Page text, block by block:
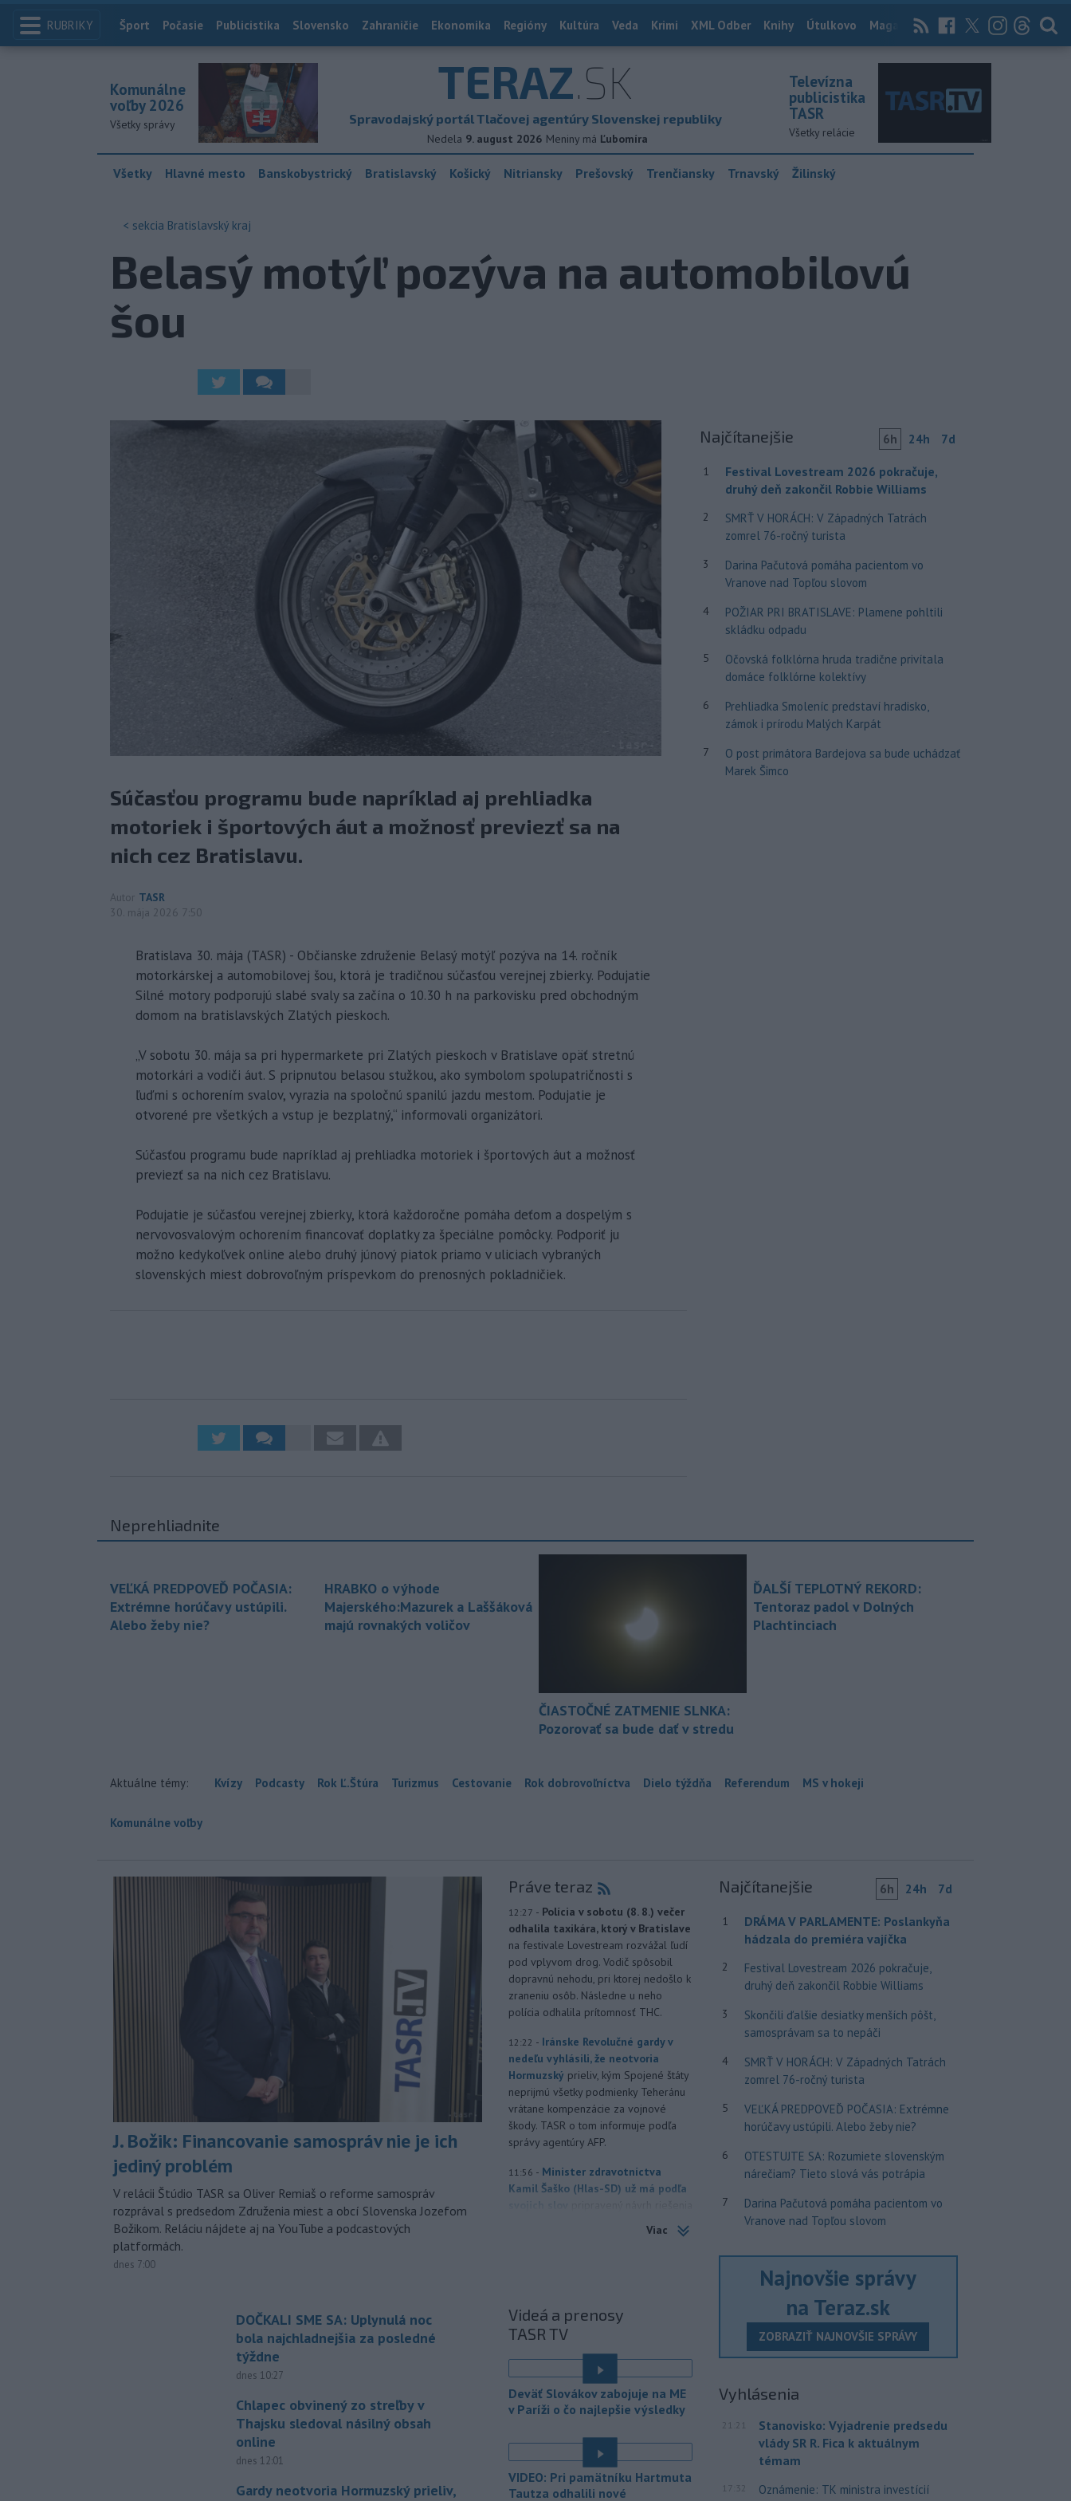
RUBRIKY Index
Šport Počasie Publicistika Slovensko Zahraničie Ekonomika Regióny Kultúra Veda Krimi XML Odber Knihy Útulkovo Magazín News Now Archív
TERAZ.SK
Spravodajský portál Tlačovej agentúry Slovenskej republiky
Nedela 9. august 2026 Meniny má Ľubomíra
Komunálne
voľby 2026
Všetky správy
Televízna
publicistika
TASR
Všetky relácie
Všetky Hlavné mesto Banskobystrický Bratislavský Košický Nitriansky Prešovský Trenčiansky Trnavský Žilinský
< sekcia Bratislavský kraj
Belasý motýľ pozýva na automobilovú
šou
Súčasťou programu bude napríklad aj prehliadka
motoriek i športových áut a možnosť previezť sa na
nich cez Bratislavu.
Autor TASR
30. mája 2026 7:50
Bratislava 30. mája (TASR) - Občianske združenie Belasý motýľ pozýva na 14. ročník
motorkárskej a automobilovej šou, ktorá je tradičnou súčasťou verejnej zbierky. Podujatie
Silné motory podporujú slabé svaly sa začína o 10.30 h na parkovisku pred obchodným
domom na bratislavských Zlatých pieskoch.
„V sobotu 30. mája sa pri hypermarkete pri Zlatých pieskoch v Bratislave opäť stretnú
motorkári a vodiči áut. S pripnutou belasou stužkou, ako symbolom spolupatričnosti s
ľuďmi s ochorením svalov, vyrazia na spoločnú spanilú jazdu mestom. Podujatie je
otvorené pre všetkých a vstup je bezplatný,“ informovali organizátori.
Súčasťou programu bude napríklad aj prehliadka motoriek i športových áut a možnosť
previezť sa na nich cez Bratislavu.
Podujatie je súčasťou verejnej zbierky, ktorá každoročne pomáha deťom a dospelým s
nervovosvalovým ochorením financovať doplatky za špeciálne pomôcky. Podporiť ju
možno kedykoľvek online alebo druhý júnový piatok priamo v uliciach vybraných
slovenských miest dobrovoľným príspevkom do prenosných pokladničiek.
Najčítanejšie 6h 24h 7d
1
Festival Lovestream 2026 pokračuje,
druhý deň zakončil Robbie Williams
2
SMRŤ V HORÁCH: V Západných Tatrách
zomrel 76-ročný turista
3
Darina Pačutová pomáha pacientom vo
Vranove nad Topľou slovom
4
POŽIAR PRI BRATISLAVE: Plamene pohltili
skládku odpadu
5
Očovská folklórna hruda tradične privítala
domáce folklórne kolektívy
6
Prehliadka Smoleníc predstaví hradisko,
zámok i prírodu Malých Karpát
7
O post primátora Bardejova sa bude uchádzať
Marek Šimco
Neprehliadnite
VEĽKÁ PREDPOVEĎ POČASIA:
Extrémne horúčavy ustúpili.
Alebo žeby nie?
HRABKO o výhode
Majerského:Mazurek a Laššáková
majú rovnakých voličov
ČIASTOČNÉ ZATMENIE SLNKA:
Pozorovať sa bude dať v stredu
ĎALŠÍ TEPLOTNÝ REKORD:
Tentoraz padol v Dolných
Plachtinciach
Aktuálne témy: Kvízy Podcasty Rok Ľ.Štúra Turizmus Cestovanie Rok dobrovoľníctva Dielo týždňa Referendum MS v hokeji
Komunálne voľby
J. Božik: Financovanie samospráv nie je ich
jediný problém
V relácii Štúdio TASR sa Oliver Remiaš o reforme samospráv
rozprával s predsedom Združenia miest a obcí Slovenska Jozefom
Božikom. Reláciu nájdete aj na YouTube a podcastových
platformách.
dnes 7:00
DOČKALI SME SA: Uplynulá noc
bola najchladnejšia za posledné
týždne
dnes 10:27
Chlapec obvinený zo streľby v
Thajsku sledoval násilný obsah
online
dnes 12:01
Gardy neotvoria Hormuzský prieliv,
Práve teraz
12:27 - Polícia v sobotu (8. 8.) večer
odhalila taxikára, ktorý v Bratislave
na festivale Lovestream rozvážal ľudí
pod vplyvom drog. Vodič spôsobil
dopravnú nehodu, pri ktorej nedošlo k
zraneniu osôb. Následne u neho
polícia odhalila prítomnosť THC.
12:22 - Iránske Revolučné gardy v
nedeľu vyhlásili, že neotvoria
Hormuzský prieliv, kým Spojené štáty
neprijmú všetky podmienky Teheránu
vrátane kompenzácie za vojnové
škody. TASR o tom informuje podľa
správy agentúry AFP.
11:56 - Minister zdravotníctva
Kamil Šaško (Hlas-SD) už má podľa
ambulancií záchrannej zdravotnej
obvineniu z obzvlášť závažného
zločinu vraždy v štádiu pokusu. Stíhaní
sú za brutálny útok na vodiča
taxislužby v Seredi, ku ktorému došlo
v noci zo stredy na štvrtok (6. 8.).
10:52 - Slovenskí hasiči naďalej
Francúzsku.Uplynulé dni sa niesli v
znamení intenzívnej práce v teréne,
spolupráce s francúzskymi hasičmi, ale
Viac
Videá a prenosy
TASR TV
Deväť Slovákov zabojuje na ME
v Paríži o čo najlepšie výsledky
VIDEO: Pri pamätníku Hartmuta
Tautza odhalili nové
Najčítanejšie 6h 24h 7d
1
DRÁMA V PARLAMENTE: Poslankyňa
hádzala do premiéra vajíčka
2
Festival Lovestream 2026 pokračuje,
druhý deň zakončil Robbie Williams
3
Skončili ďalšie desiatky menších pôšt,
samosprávam sa to nepáči
4
SMRŤ V HORÁCH: V Západných Tatrách
zomrel 76-ročný turista
5
VEĽKÁ PREDPOVEĎ POČASIA: Extrémne
horúčavy ustúpili. Alebo žeby nie?
6
OTESTUJTE SA: Rozumiete slovenským
nárečiam? Tieto slová vás potrápia
7
Darina Pačutová pomáha pacientom vo
Vranove nad Topľou slovom
Najnovšie správy
na Teraz.sk
ZOBRAZIŤ NAJNOVŠIE SPRÁVY
Vyhlásenia
21:21
Stanovisko: Vyjadrenie predsedu
vlády SR R. Fica k aktuálnym
témam
17:32
Oznámenie: TK ministra investícií